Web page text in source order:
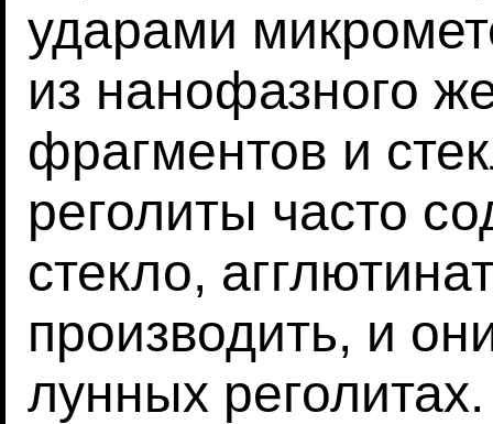
ударами
из нанофазного
фрагментов и
реголиты часто
стекло,
производить, и
лунных